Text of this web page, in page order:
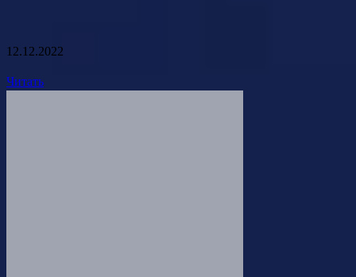
12.12.2022
Читать